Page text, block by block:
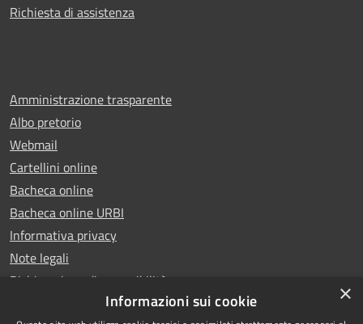
Richiesta di assistenza
Amministrazione trasparente
Albo pretorio
Webmail
Cartellini online
Bacheca online
Bacheca online URBI
Informativa privacy
Note legali
Dichiarazione di accessibilità
×
Informazioni sui cookie